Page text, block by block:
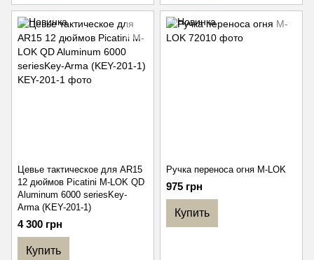
Цевье тактическое для AR15
12 дюймов Picatini M-LOK QD
Aluminum 6000 seriesKey-
Arma (KEY-201-1)
4 300 грн
Купить
Ручка переноса огня M-LOK
975 грн
Купить